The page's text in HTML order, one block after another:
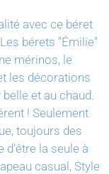
avec ce béret
Les bérets "Émilie"
mérinos, le
les décorations
et au chaud.
! Seulement
toujours des
d'être la seule à
casual, Style